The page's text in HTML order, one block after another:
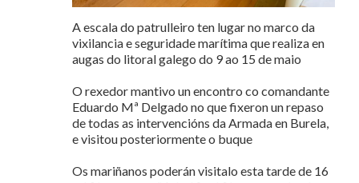
A escala do patrulleiro ten lugar no marco da
vixilancia e seguridade marítima que realiza en
augas do litoral galego do 9 ao 15 de maio
O rexedor mantivo un encontro co comandante
Eduardo Mª Delgado no que fixeron un repaso
de todas as intervencións da Armada en Burela,
e visitou posteriormente o buque
Os mariñanos poderán visitalo esta tarde de 16